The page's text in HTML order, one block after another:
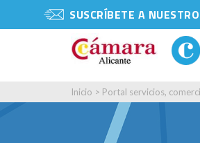
SUSCRÍBETE A
Inicio > Portal servicios,